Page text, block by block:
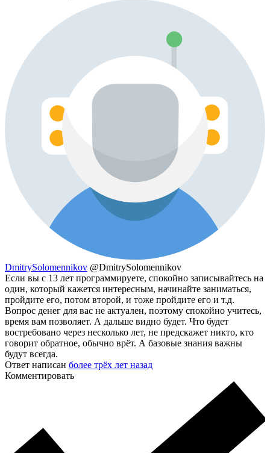
DmitrySolomennikov @DmitrySolomennikov
Если вы с 13 лет программируете, спокойно записывайтесь на
один, который кажется интересным, начинайте заниматься,
пройдите его, потом второй, и тоже пройдите его и т.д.
Вопрос денег для вас не актуален, поэтому спокойно учитесь,
время вам позволяет. А дальше видно будет. Что будет
востребовано через несколько лет, не предскажет никто, кто
говорит обратное, обычно врёт. А базовые знания важны
будут всегда.
Ответ написан более трёх лет назад
Комментировать